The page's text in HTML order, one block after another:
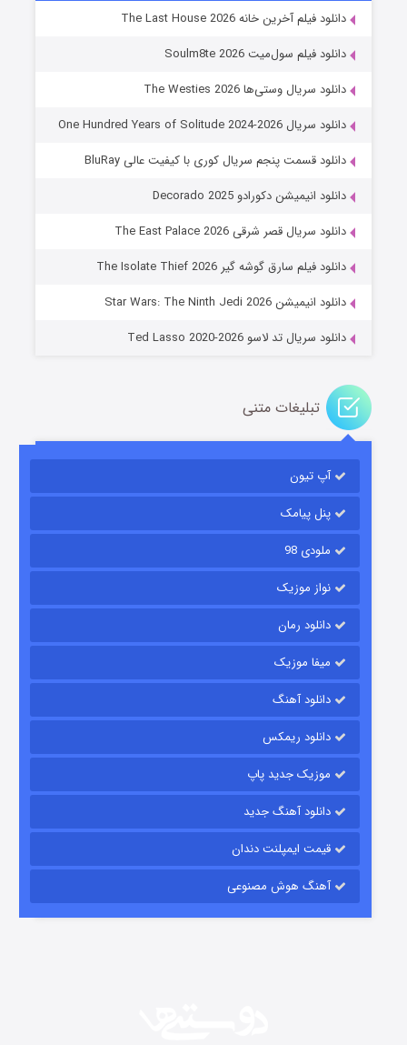
خاندان اژدها فصل ۳
جادوگری در مغولستان
قسمت14 (زیرنویس) منتشر شد
قسمت
دانلود فیلم آخرین خانه The Last House 2026
دانلود فیلم سول‌میت Soulm8te 2026
دانلود سریال وستی‌ها The Westies 2026
دانلود سریال One Hundred Years of Solitude 2024-2026
دانلود قسمت پنجم سریال کوری با کیفیت عالی BluRay
دانلود انیمیشن دکورادو Decorado 2025
دانلود سریال قصر شرقی The East Palace 2026
دانلود فیلم سارق گوشه گیر The Isolate Thief 2026
دانلود انیمیشن Star Wars: The Ninth Jedi 2026
دانلود سریال تد لاسو Ted Lasso 2020-2026
تبلیغات متنی
آپ تیون
پنل پیامک
ملودی 98
نواز موزیک
دانلود رمان
میفا موزیک
دانلود آهنگ
دانلود ریمکس
موزیک جدید پاپ
دانلود آهنگ جدید
قیمت ایمپلنت دندان
آهنگ هوش مصنوعی